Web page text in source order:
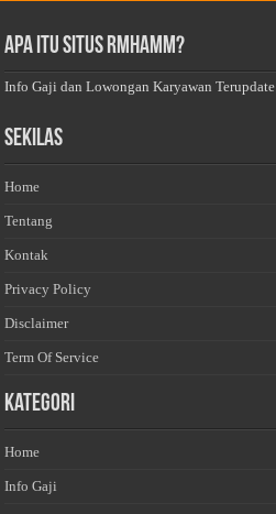
Apa Itu Situs Rmhamm?
Info Gaji dan Lowongan Karyawan Terupdate
Sekilas
Home
Tentang
Kontak
Privacy Policy
Disclaimer
Term Of Service
Kategori
Home
Info Gaji